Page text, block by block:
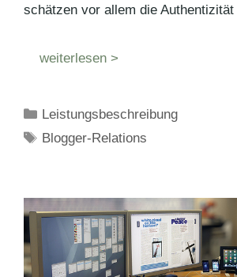
schätzen vor allem die
weiterlesen >
Kategorien
Leistungsbeschreibung
Schlagwörter
Blogger-Relations